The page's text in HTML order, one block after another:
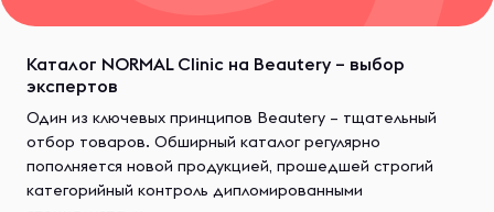
Каталог NORMAL Clinic на Beautery – выбор
экспертов
Один из ключевых принципов Beautery – тщательный
отбор товаров. Обширный каталог регулярно
пополняется новой продукцией, прошедшей строгий
категорийный контроль дипломированными